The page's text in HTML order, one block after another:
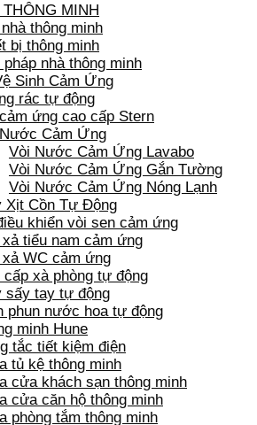
MINH
thông minh
bị thông minh
pháp nhà thông minh
Sinh Cảm Ứng
rác tự động
ứng cao cấp Stern
Cảm Ứng
Vòi Nước Cảm Ứng Lavabo
Vòi Nước Cảm Ứng Gắn Tường
Vòi Nước Cảm Ứng Nóng Lạnh
Xịt Cồn Tự Động
khiển vòi sen cảm ứng
xả tiểu nam cảm ứng
xả WC cảm ứng
cấp xà phòng tự động
sấy tay tự động
phun nước hoa tự động
minh Hune
tắc tiết kiệm điện
tủ kệ thông minh
cửa khách sạn thông minh
cửa căn hộ thông minh
phòng tắm thông minh